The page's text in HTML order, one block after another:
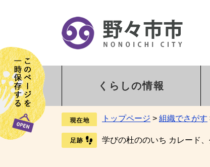
くらしの情報
トップページ > 組織でさがす
学びの杜ののいち カレード